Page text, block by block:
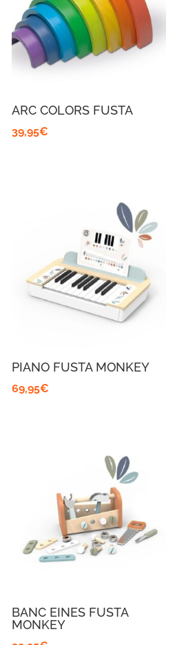
ARC COLORS FUSTA
39,95€
PIANO FUSTA MONKEY
69,95€
BANC EINES FUSTA
MONKEY